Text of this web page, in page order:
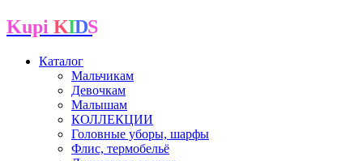
Kupi K I D S
Каталог
Мальчикам
Девочкам
Малышам
КОЛЛЕКЦИИ
Головные уборы, шарфы
Флис, термобельё